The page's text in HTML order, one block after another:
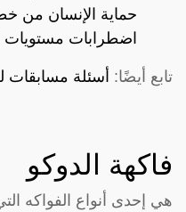
حماية الإنسان من
اضطرابات مستويات
تابع أيضًا: أسئلة مسابقات
فاكهة الدوكو
هي إحدى أنواع الفواكه